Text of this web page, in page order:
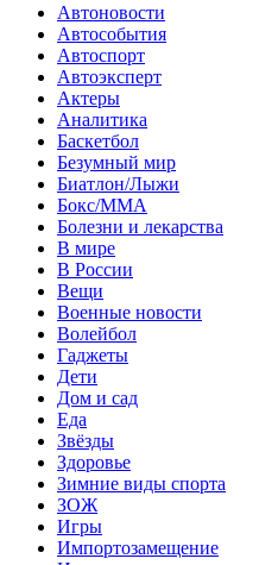
Автоновости
Автособытия
Автоспорт
Автоэксперт
Актеры
Аналитика
Баскетбол
Безумный мир
Биатлон/Лыжи
Бокс/MMA
Болезни и лекарства
В мире
В России
Вещи
Военные новости
Волейбол
Гаджеты
Дети
Дом и сад
Еда
Звёзды
Здоровье
Зимние виды спорта
ЗОЖ
Игры
Импортозамещение